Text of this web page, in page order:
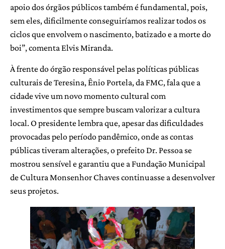
apoio dos órgãos públicos também é fundamental, pois,
sem eles, dificilmente conseguiríamos realizar todos os
ciclos que envolvem o nascimento, batizado e a morte do
boi”, comenta Elvis Miranda.
À frente do órgão responsável pelas políticas públicas
culturais de Teresina, Ênio Portela, da FMC, fala que a
cidade vive um novo momento cultural com
investimentos que sempre buscam valorizar a cultura
local. O presidente lembra que, apesar das dificuldades
provocadas pelo período pandêmico, onde as contas
públicas tiveram alterações, o prefeito Dr. Pessoa se
mostrou sensível e garantiu que a Fundação Municipal
de Cultura Monsenhor Chaves continuasse a desenvolver
seus projetos.